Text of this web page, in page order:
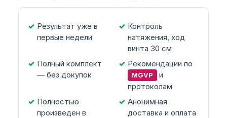
Результат уже в
первые недели
Контроль
натяжения, ход
винта 30 см
Полный комплект
— без докупок
Рекомендации по
MGVP
и
протоколам
Полностью
произведен в
Анонимная
доставка и оплата